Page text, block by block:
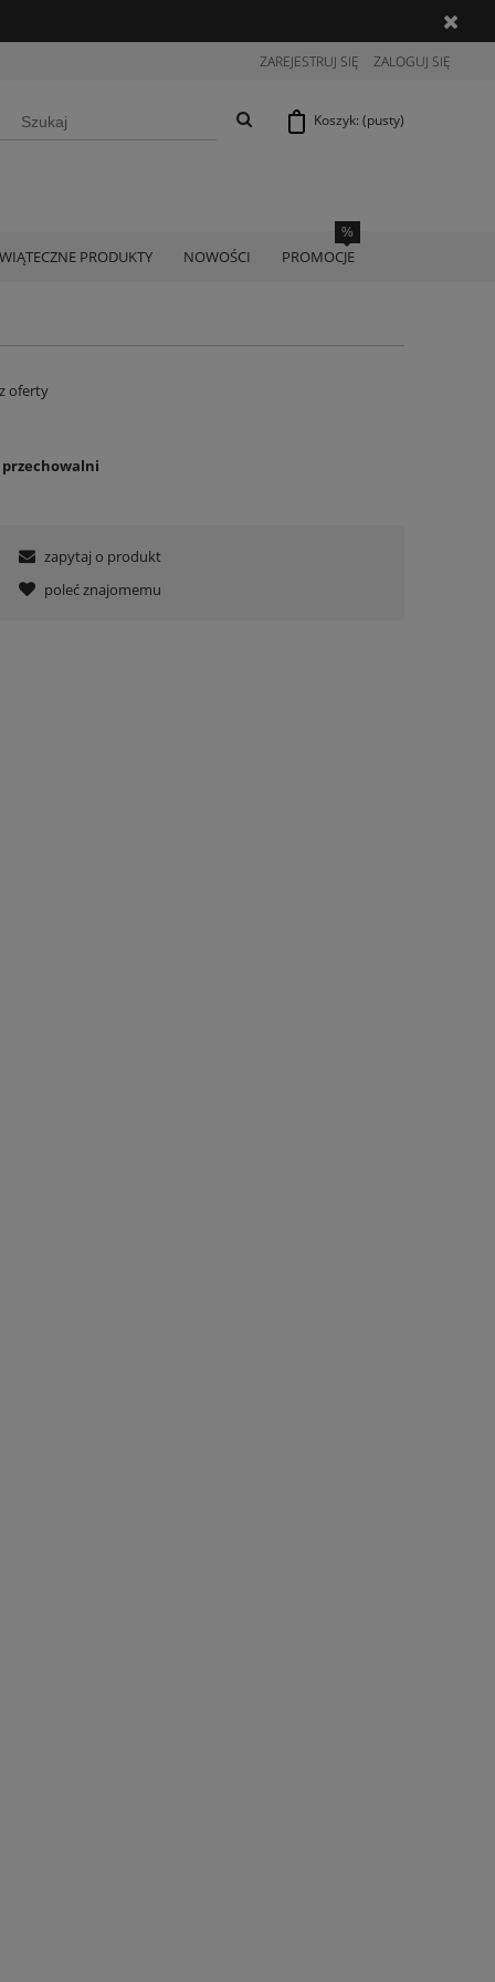
ZAREJESTRUJ SIĘ ZALOGUJ SIĘ
Koszyk: (pusty)
PRODUKTY NOWOŚCI PROMOCJE
oferty
przechowalni
zapytaj o produkt
poleć znajomemu